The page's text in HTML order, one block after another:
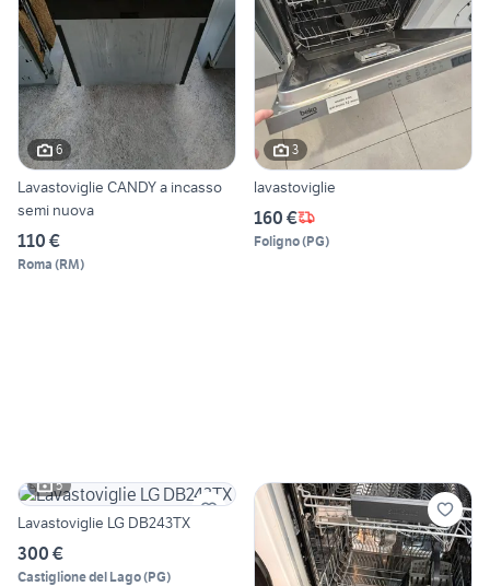
6
Lavastoviglie CANDY a incasso
semi nuova
110 €
Roma (RM)
3
lavastoviglie
160 €
Foligno(PG)
5
Lavastoviglie LG DB243TX
300 €
Castiglione del Lago(PG)